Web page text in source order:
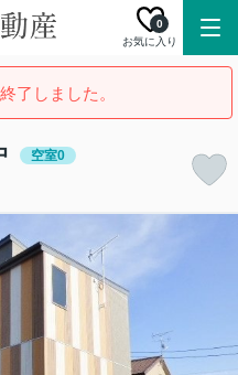
お気に入り
0
了しました。
空室0